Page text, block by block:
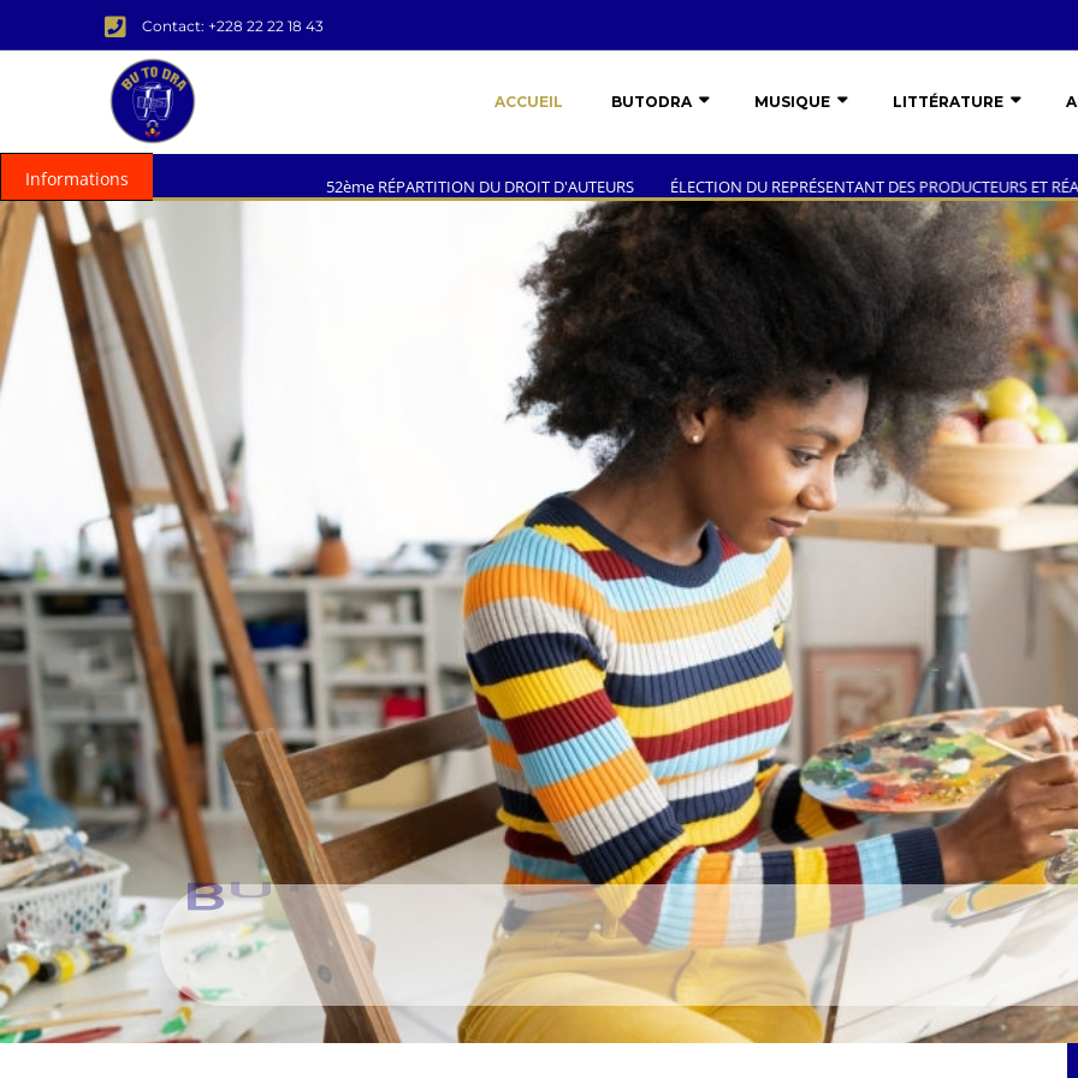
Contact: +228 22 22 18 43
ACCUEIL BUTODRA MUSIQUE LITTÉRATURE
Informations 52ème RÉPARTITION DU DROIT D'AUTEURS ÉLECTION DU REPRÉSENTANT DES PRODUCTEURS ET RÉALISATEURS DES
Le droit d'auteur?
le salaire de l'artiste ?
BUTOD A,LEBOUCLIER D